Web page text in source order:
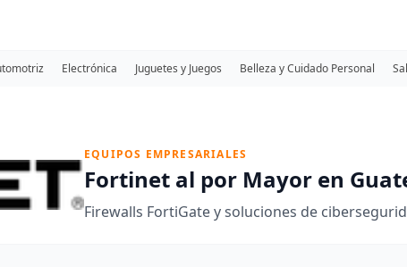
Electrónica Juguetes y Juegos Belleza y Cuidado Personal
EQUIPOS EMPRESARIALES
Fortinet al por Mayor en
Firewalls FortiGate y soluciones de